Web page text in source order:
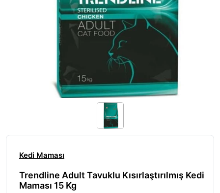
Kedi Maması
Trendline Adult Tavuklu Kısırlaştırılmış Kedi
Maması 15 Kg